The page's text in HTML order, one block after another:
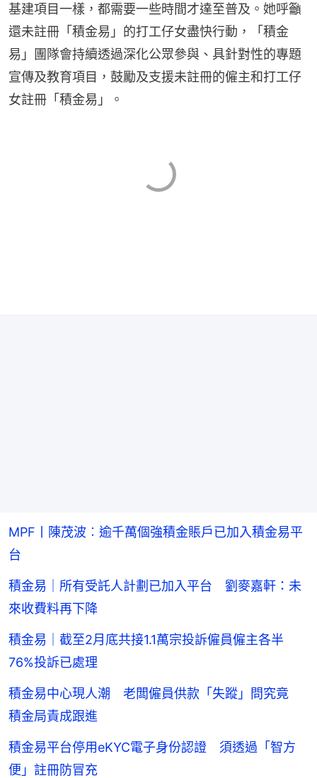
基建項目一樣，都需要一些時間才達至普及。她呼籲
還未註冊「積金易」的打工仔女盡快行動，「積金
易」團隊會持續透過深化公眾參與、具針對性的專題
宣傳及教育項目，鼓勵及支援未註冊的僱主和打工仔
女註冊「積金易」。
MPF丨陳茂波︰逾千萬個強積金賬戶已加入積金易平
台
積金易｜所有受託人計劃已加入平台 劉麥嘉軒：未
來收費料再下降
積金易｜截至2月底共接1.1萬宗投訴僱員僱主各半
76%投訴已處理
積金易中心現人潮 老闆僱員供款「失蹤」問究竟
積金局責成跟進
積金易平台停用eKYC電子身份認證 須透過「智方
便」註冊防冒充